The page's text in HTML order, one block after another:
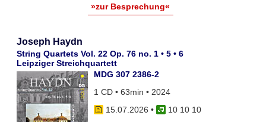
»zur Besprechung«
Joseph Haydn
String Quartets Vol. 22 Op. 76 no. 1 • 5 • 6
Leipziger Streichquartett
MDG 307 2386-2
1 CD • 63min • 2024
15.07.2026 •
10 10 10